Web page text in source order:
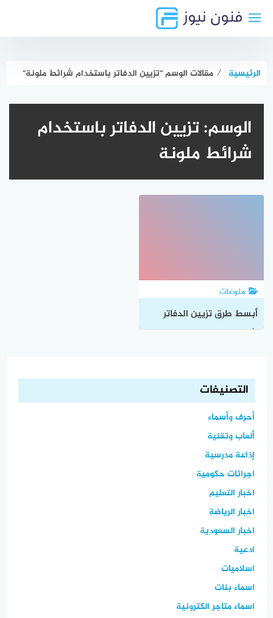
الرئيسية ⁄ مقالات الوسم "تزيين الدفاتر باستخدام شرائط ملونة"
الوسم:تزيين الدفاتر باستخدام
شرائط ملونة
منوعات
أبسط طرق تزيين الدفاتر
التصنيفات
أحرف وأسماء
ألعاب وتقنية
إذاعة مدرسية
اجرائات حكومية
اخبار التعليم
اخبار الرياضة
اخبار السعودية
ادعية
اسلاميات
اسماء بنات
اسماء متاجر الكترونية